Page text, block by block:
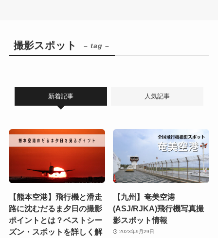
撮影スポット – tag –
新着記事 人気記事
【熊本空港】飛行機と滑走
路に沈むだるま夕日の撮影
ポイントとは？ベストシー
ズン・スポットを詳しく解
【九州】奄美空港
(ASJ/RJKA)飛行機写真撮
影スポット情報
2023年9月29日